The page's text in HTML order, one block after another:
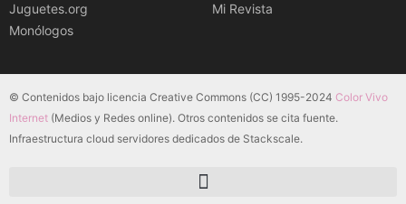
Juguetes.org
Monólogos
Mi Revista
© Contenidos bajo licencia Creative Commons (CC) 1995-2024 Color Vivo
Internet (Medios y Redes online). Otros contenidos se cita fuente.
Infraestructura cloud servidores dedicados de Stackscale.